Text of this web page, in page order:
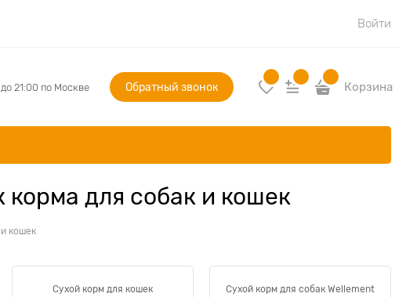
Войти
21:00 по Москве Обратный звонок Корзина
для собак и кошек
кошек
Сухой корм для кошек
Сухой корм для собак Wellement